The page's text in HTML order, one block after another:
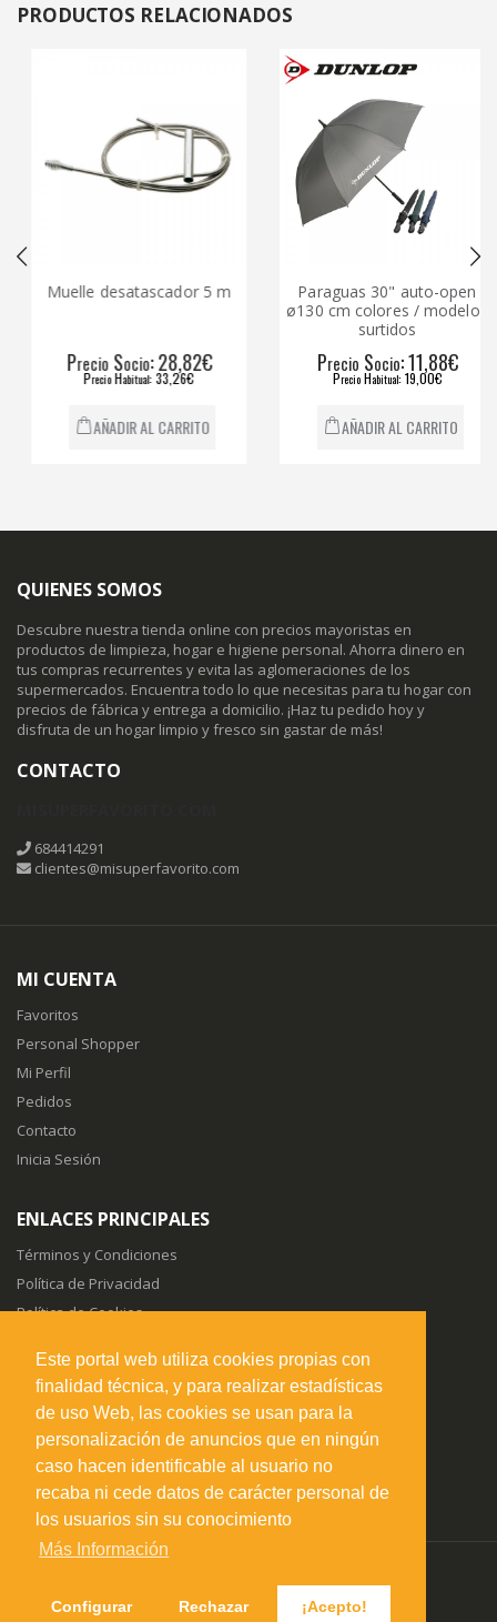
Este portal web utiliza cookies propias con
finalidad técnica, y para realizar estadísticas
de uso Web, las cookies se usan para la
personalización de anuncios que en ningún
caso hacen identificable al usuario no
recaba ni cede datos de carácter personal de
los usuarios sin su conocimiento
Más Información
Configurar Rechazar ¡Acepto!
PRODUCTOS RELACIONADOS
Muelle desatascador 5 m
recioS ocio: 28,82€
recioHabitual: 33,26€
AÑADIR AL CARRITO
Paraguas 30" auto-open
ø130 cm colores / modelos
surtidos
recioS ocio: 11,88€
recioHabitual: 19,00€
AÑADIR AL CARRITO
QUIENES SOMOS
Descubre nuestra tienda online con precios mayoristas en
productos de limpieza, hogar e higiene personal. Ahorra dinero en
tus compras recurrentes y evita las aglomeraciones de los
supermercados. Encuentra todo lo que necesitas para tu hogar con
precios de fábrica y entrega a domicilio. ¡Haz tu pedido hoy y
disfruta de un hogar limpio y fresco sin gastar de más!
CONTACTO
684414291
clientes@misuperfavorito.com
MI CUENTA
Favoritos
Personal Shopper
Mi Perfil
Pedidos
Contacto
Inicia Sesión
ENLACES PRINCIPALES
Términos y Condiciones
Política de Privacidad
Política de Cookies
SÍGUENOS EN
© 2026. Todos los derechos reservados.